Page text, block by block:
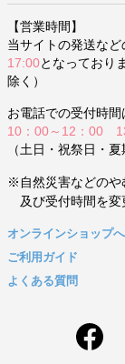
【営業時間】
当サイトの発送な
17:00となっており
除く）
お電話での受付時
10：00～12：00
（土日・祝祭日・
※自然災害などのや
及び受付時間を変
オンラインショップ
ご利用ガイド
よくある質問